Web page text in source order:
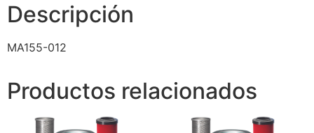
Descripción
MA155-012
Productos relacionados